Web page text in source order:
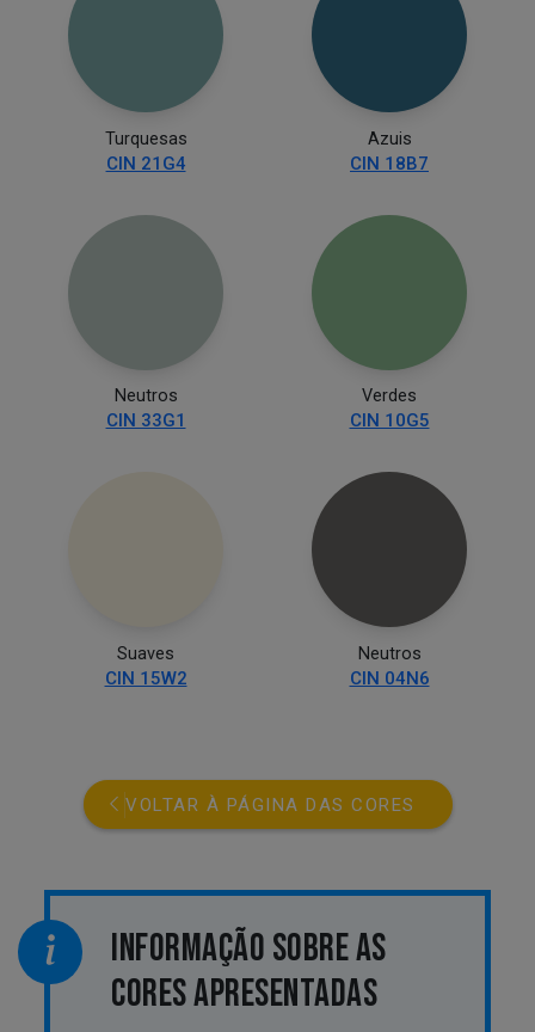
Turquesas
CIN 21G4
Azuis
CIN 18B7
Neutros
CIN 33G1
Verdes
CIN 10G5
Suaves
CIN 15W2
Neutros
CIN 04N6
VOLTAR À PÁGINA DAS CORES
INFORMAÇÃO SOBRE AS
CORES APRESENTADAS